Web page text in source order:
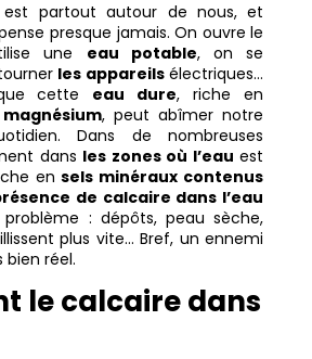
est partout autour de nous, et
presque jamais. On ouvre le
une eau potable, on se
les appareilsélectriques…
cette eau dure, riche en
magnésium, peut abîmer notre
Dans de nombreuses
dans les zones où l’eau est
ensels minéraux contenus
de calcaire dans l’eau
: dépôts, peau sèche,
plus vite… Bref, un ennemi
bien réel.
le calcaire dans